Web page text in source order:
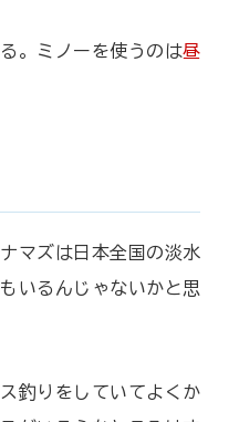
。ミノーを使うのは昼
マズは日本全国の淡水
いるんじゃないかと思
釣りをしていてよくか